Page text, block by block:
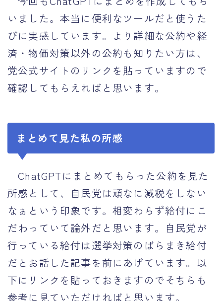
いました。本当に便利なツールだと使うた
びに実感しています。より詳細な公約や経
済・物価対策以外の公約も知りたい方は、
党公式サイトのリンクを貼っていますので
確認してもらえればと思います。
まとめて見た私の所感
ChatGPTにまとめてもらった公約を見た
所感として、自民党は頑なに減税をしない
なぁという印象です。相変わらず給付にこ
だわっていて論外だと思います。自民党が
行っている給付は選挙対策のばらまき給付
だとお話した記事を前にあげています。以
下にリンクを貼っておきますのでそちらも
参考に見ていただければと思います。